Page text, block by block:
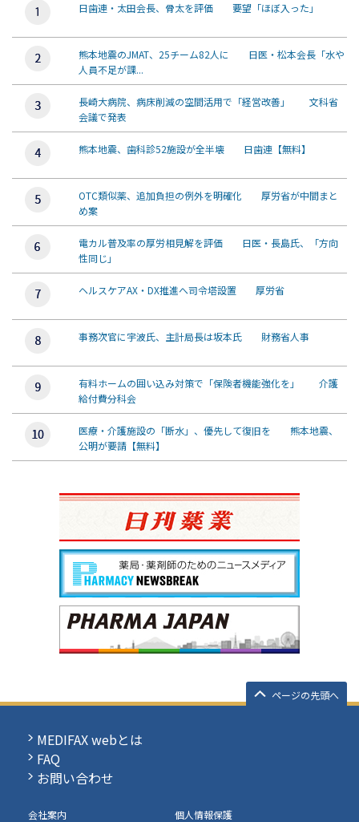
日歯連・太田会長、骨太を評価 要望「ほぼ入った」
熊本地震のJMAT、25チーム82人に 日医・松本会長「水や
人員不足が課...
長崎大病院、病床削減の空間活用で「経営改善」 文科省
会議で発表
熊本地震、歯科診52施設が全半壊 日歯連【無料】
OTC類似薬、追加負担の例外を明確化 厚労省が中間まと
め案
電カル普及率の厚労相見解を評価 日医・長島氏、「方向
性同じ」
ヘルスケアAX・DX推進へ司令塔設置 厚労省
事務次官に宇波氏、主計局長は坂本氏 財務省人事
有料ホームの囲い込み対策で「保険者機能強化を」 介護
給付費分科会
医療・介護施設の「断水」、優先して復旧を 熊本地震、
公明が要請【無料】
ページの先頭へ
MEDIFAX webとは
FAQ
お問い合わせ
会社案内 個人情報保護